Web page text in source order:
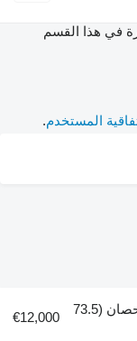
في هذا القسم
المستخدم.
سنة: 2023، القوة: 100 حصان (73.5
€12,000